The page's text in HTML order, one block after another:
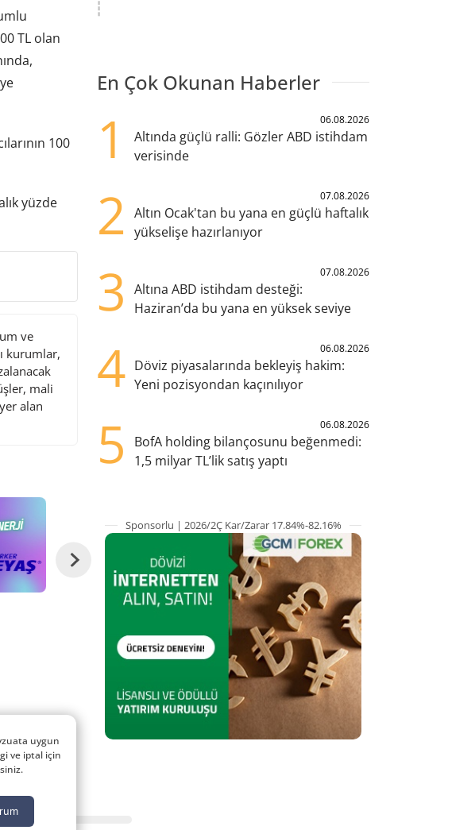
TL olan
100
yüzde
ve
kurumlar,
mali
alan
En Çok Okunan Haberler
1 06.08.2026
Altında güçlü ralli: Gözler ABD istihdam
verisinde
2 07.08.2026
Altın Ocak'tan bu yana en güçlü haftalık
yükselişe hazırlanıyor
3 07.08.2026
Altına ABD istihdam desteği:
Haziran’da bu yana en yüksek seviye
4 06.08.2026
Döviz piyasalarında bekleyiş hakim:
Yeni pozisyondan kaçınılıyor
5 06.08.2026
BofA holding bilançosunu beğenmedi:
1,5 milyar TL’lik satış yaptı
Sponsorlu | 2026/2Ç Kar/Zarar 17.84%-82.16%
uygun
ve iptal için